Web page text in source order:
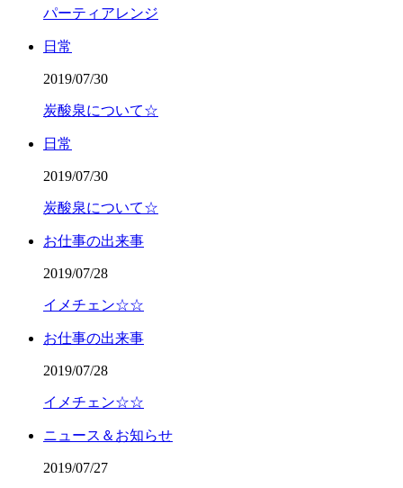
パーティアレンジ
日常
2019/07/30
炭酸泉について☆
日常
2019/07/30
炭酸泉について☆
お仕事の出来事
2019/07/28
イメチェン☆☆
お仕事の出来事
2019/07/28
イメチェン☆☆
ニュース＆お知らせ
2019/07/27